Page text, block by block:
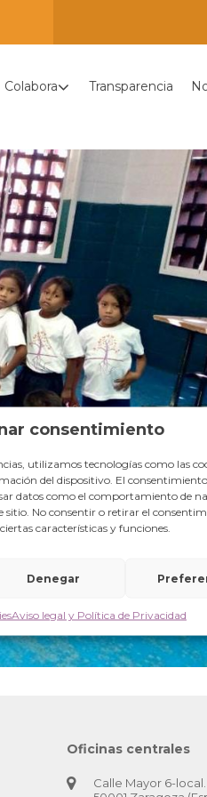
consentimiento
utilizamos tecnologías como las
del dispositivo. El consentimiento
datos como el comportamiento de
sitio. No consentir o retirar el
características y funciones.
Denegar
Aviso legal y Política de Privacidad
Colabora Transparencia
Oficinas centrales
Calle Mayor 6-local.